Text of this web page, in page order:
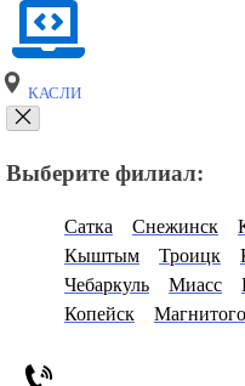
КАСЛИ
Выберите филиал:
Сатка Снежинск
Кыштым
Троицк
Чебаркуль
Миасс
Копейск